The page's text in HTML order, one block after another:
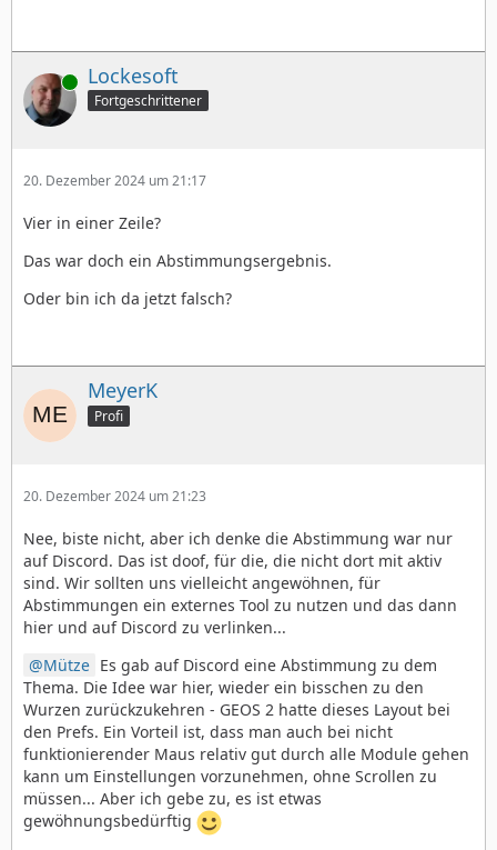
Online Lockesoft
Fortgeschrittener
20. Dezember 2024 um 21:17
Vier in einer Zeile?
Das war doch ein Abstimmungsergebnis.
Oder bin ich da jetzt falsch?
MeyerK
Profi
20. Dezember 2024 um 21:23
Nee, biste nicht, aber ich denke die Abstimmung war nur
auf Discord. Das ist doof, für die, die nicht dort mit aktiv
sind. Wir sollten uns vielleicht angewöhnen, für
Abstimmungen ein externes Tool zu nutzen und das dann
hier und auf Discord zu verlinken...
Mütze Es gab auf Discord eine Abstimmung zu dem
Thema. Die Idee war hier, wieder ein bisschen zu den
Wurzen zurückzukehren - GEOS 2 hatte dieses Layout bei
den Prefs. Ein Vorteil ist, dass man auch bei nicht
funktionierender Maus relativ gut durch alle Module gehen
kann um Einstellungen vorzunehmen, ohne Scrollen zu
müssen... Aber ich gebe zu, es ist etwas
gewöhnungsbedürftig